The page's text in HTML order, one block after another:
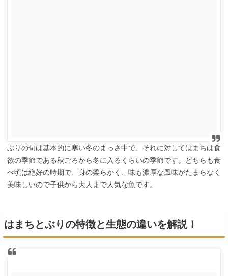
ぶりの旬は基本的に寒い冬のまっさ中で、それに対してはまちは食
欲の季節である秋ごろから冬に入るくらいの季節です。どちらも食
べ頃は絶好の時期で、身の柔らかく、味も濃厚な風味がたまらなく
美味しいので子供から大人まで人気な魚です。
はまちとぶりの特徴と生態の違いを解説！